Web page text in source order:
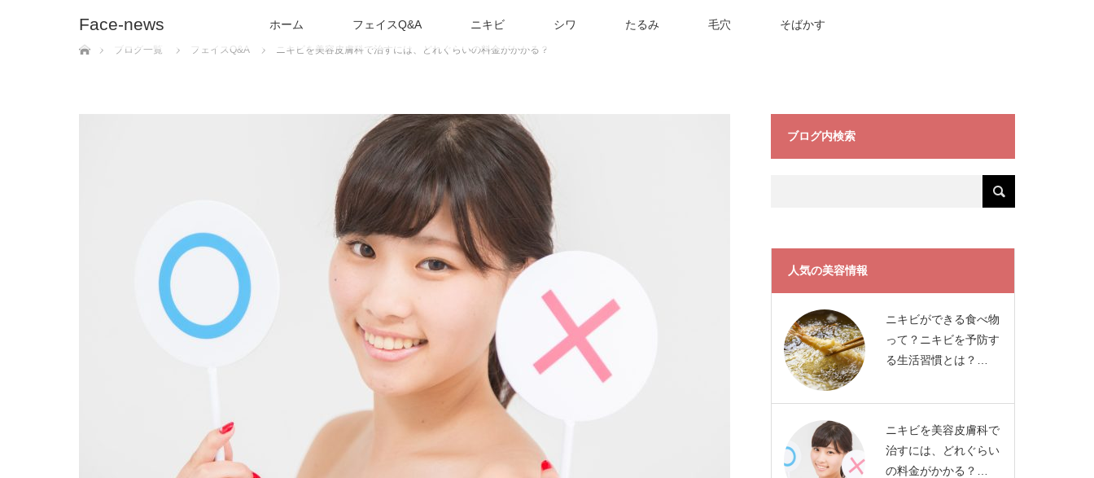
Face-news ホーム フェイスQ&A ニキビ シワ たるみ 毛穴 そばかす
ホーム
ブログ一覧
フェイスQ&A ニキビを美容皮膚科で治すには、どれぐらいの料金がかかる？
ブログ内検索
人気の美容情報
ニキビができる食べ物
って？ニキビを予防す
る生活習慣とは？…
ニキビを美容皮膚科で
治すには、どれぐらい
の料金がかかる？…